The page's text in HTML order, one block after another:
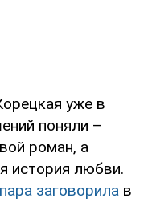
уже в
поняли –
роман, а
история любви.
пара заговорила в